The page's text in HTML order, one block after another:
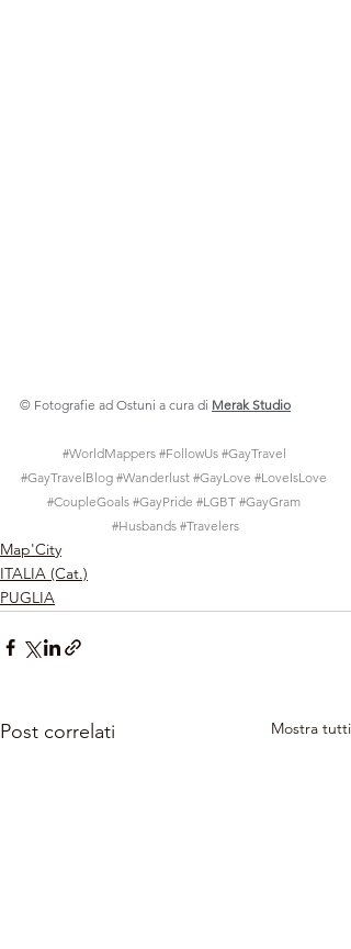
© Fotografie ad Ostuni a cura di Merak Studio
#WorldMappers #FollowUs #GayTravel
#GayTravelBlog #Wanderlust #GayLove #LoveIsLove
#CoupleGoals #GayPride #LGBT #GayGram
#Husbands #Travelers
Map'City
ITALIA (Cat.)
PUGLIA
Post correlati Mostra tutti